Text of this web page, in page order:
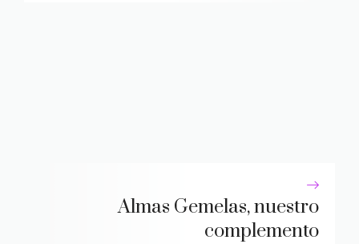
Almas Gemelas, nuestro
complemento